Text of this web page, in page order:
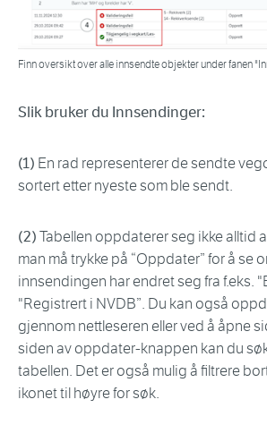
Finn oversikt over alle innsendte objekter under fanen
Slik bruker du Innsendinger:
(1) En rad representerer de sendte
sortert etter nyeste som ble sendt.
(2)Tabellen oppdaterer seg ikke alltid
man må trykke på “Oppdater” for å se
innsendingen har endret seg fra f.eks.
"Registrert i NVDB”. Du kan også
gjennom nettleseren eller ved å åpne
siden av oppdater-knappen kan du
tabellen. Det er også mulig å filtrere
ikonet til høyre for søk.